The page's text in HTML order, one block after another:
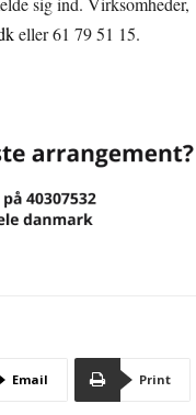
eller 61 79 51 15.
Email Print